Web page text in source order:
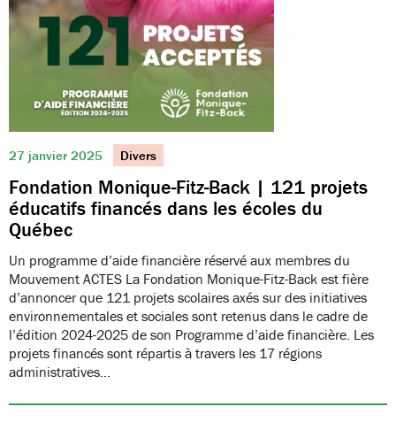
27 janvier 2025 Divers
Fondation Monique-Fitz-Back | 121 projets
éducatifs financés dans les écoles du
Québec
Un programme d’aide financière réservé aux membres du
Mouvement ACTES La Fondation Monique-Fitz-Back est fière
d’annoncer que 121 projets scolaires axés sur des initiatives
environnementales et sociales sont retenus dans le cadre de
l’édition 2024-2025 de son Programme d’aide financière. Les
projets financés sont répartis à travers les 17 régions
administratives…